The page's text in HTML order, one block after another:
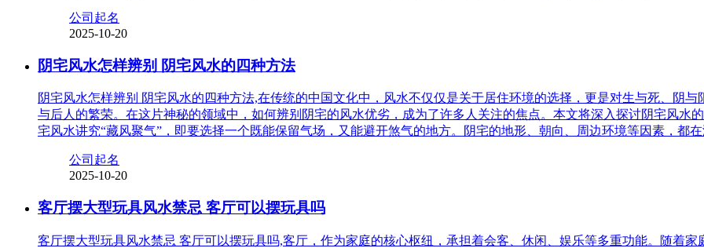
公司起名
2025-10-20
阴宅风水怎样辨别 阴宅风水的四种方法
阴宅风水怎样辨别 阴宅风水的四种方法,在传统的中国文化中，风水不仅仅是关于居住环境的选择，更是对生与死、阴
与后人的繁荣。在这片神秘的领域中，如何辨别阴宅的风水优劣，成为了许多人关注的焦点。本文将深入探讨阴宅风水
宅风水讲究“藏风聚气”，即要选择一个既能保留气场，又能避开煞气的地方。阴宅的地形、朝向、周边环境等因素，都
公司起名
2025-10-20
客厅摆大型玩具风水禁忌 客厅可以摆玩具吗
客厅摆大型玩具风水禁忌 客厅可以摆玩具吗,客厅，作为家庭的核心枢纽，承担着会客、休闲、娱乐等多重功能。随着